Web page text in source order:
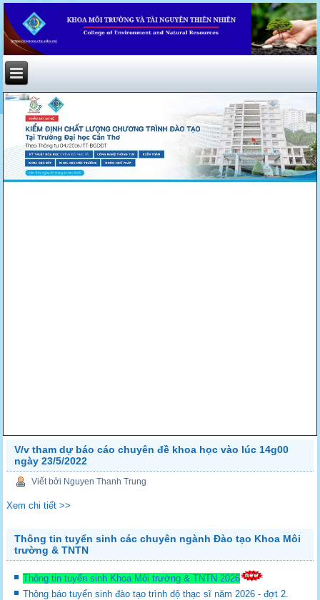
V/v tham dự báo cáo chuyên đề khoa học vào lúc 14g00
ngày 23/5/2022
Viết bởi Nguyen Thanh Trung
Xem chi tiết >>
Thông tin tuyển sinh các chuyên ngành Đào tạo Khoa Môi
trường & TNTN
Thông tin tuyển sinh Khoa Môi trường & TNTN 2026
Thông báo tuyển sinh đào tạo trình dộ thạc sĩ năm 2026 - đợt 2.